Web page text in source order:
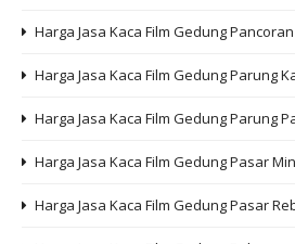
Harga Jasa Kaca Film Gedung
Harga Jasa Kaca Film Gedung Parung
Harga Jasa Kaca Film Gedung Parung
Harga Jasa Kaca Film Gedung Pasar
Harga Jasa Kaca Film Gedung Pasar